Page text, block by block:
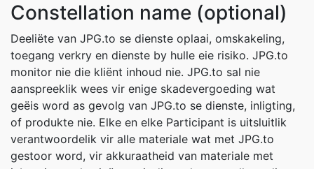
Constellation name (optional)
Deeliëte van JPG.to se dienste oplaai, omskakeling,
toegang verkry en dienste by hulle eie risiko. JPG.to
monitor nie die kliënt inhoud nie. JPG.to sal nie
aanspreeklik wees vir enige skadevergoeding wat
geëis word as gevolg van JPG.to se dienste, inligting,
of produkte nie. Elke en elke Participant is uitsluitlik
verantwoordelik vir alle materiale wat met JPG.to
gestoor word, vir akkuraatheid van materiale met